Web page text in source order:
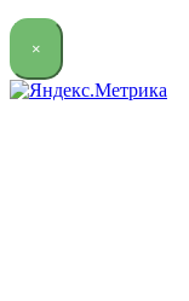
×